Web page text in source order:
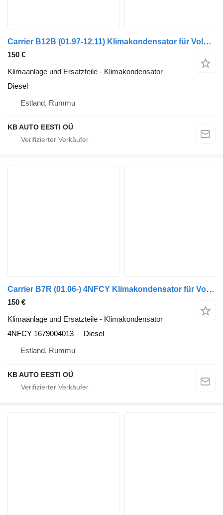
Carrier B12B (01.97-12.11) Klimakondensator für Volvo B6, B7, B9, B10, B12 bus (1978-2011)
150 €
Klimaanlage und Ersatzteile - Klimakondensator
Diesel
Estland, Rummu
KB AUTO EESTI OÜ
Carrier B7R (01.06-) 4NFCY Klimakondensator für Volvo B7, B8, B9, B12 bus (2005-)
150 €
Klimaanlage und Ersatzteile - Klimakondensator
4NFCY 1679004013
Diesel
Estland, Rummu
KB AUTO EESTI OÜ